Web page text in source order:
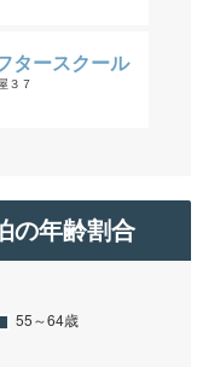
タースクール
３７
の年齢割合